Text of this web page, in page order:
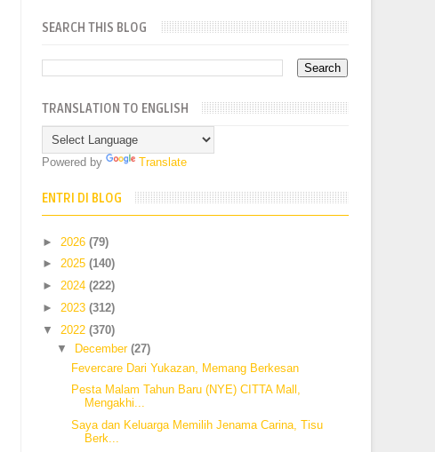
SEARCH THIS BLOG
TRANSLATION TO ENGLISH
Powered by Translate
ENTRI DI BLOG
► 2026(79)
►2025(140)
►2024(222)
► 2023(312)
▼ 2022(370)
▼
December (27)
Fevercare Dari Yukazan, Memang Berkesan
Pesta Malam Tahun Baru (NYE) CITTA Mall,
Mengakhi...
Saya dan Keluarga Memilih Jenama Carina, Tisu
Berk...